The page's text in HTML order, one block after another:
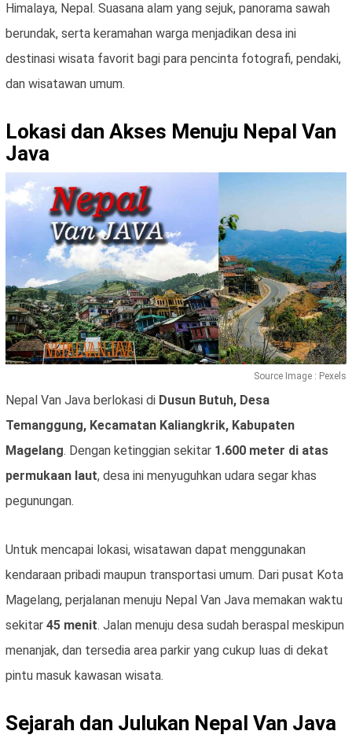
Himalaya, Nepal. Suasana alam yang sejuk, panorama sawah
berundak, serta keramahan warga menjadikan desa ini
destinasi wisata favorit bagi para pencinta fotografi, pendaki,
dan wisatawan umum.
Lokasi dan Akses Menuju Nepal Van
Java
Source Image : Pexels
Nepal Van Java berlokasi di Dusun Butuh, Desa
Temanggung, Kecamatan Kaliangkrik, Kabupaten
Magelang. Dengan ketinggian sekitar 1.600 meter di atas
permukaan laut, desa ini menyuguhkan udara segar khas
pegunungan.
Untuk mencapai lokasi, wisatawan dapat menggunakan
kendaraan pribadi maupun transportasi umum. Dari pusat Kota
Magelang, perjalanan menuju Nepal Van Java memakan waktu
sekitar 45 menit. Jalan menuju desa sudah beraspal meskipun
menanjak, dan tersedia area parkir yang cukup luas di dekat
pintu masuk kawasan wisata.
Sejarah dan Julukan Nepal Van Java